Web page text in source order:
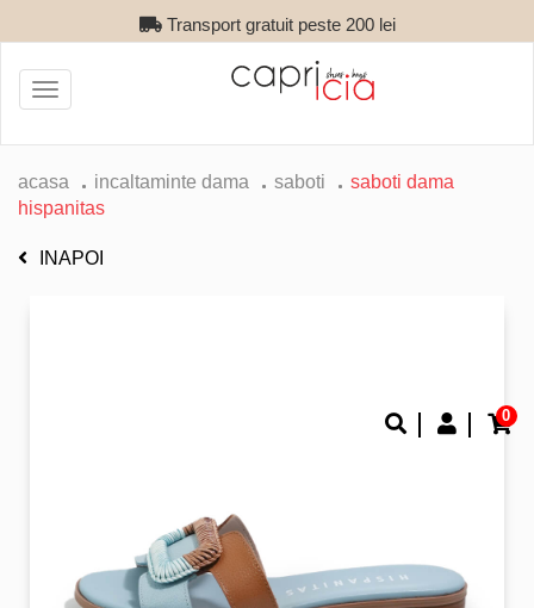
Transport gratuit peste 200 lei
0
Toggle
navigation
acasa incaltaminte dama saboti
saboti dama
hispanitas
INAPOI